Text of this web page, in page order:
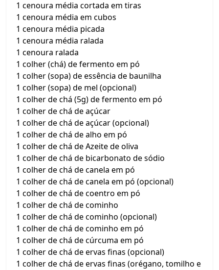
1 cenoura média cortada em tiras
1 cenoura média em cubos
1 cenoura média picada
1 cenoura média ralada
1 cenoura ralada
1 colher (chá) de fermento em pó
1 colher (sopa) de essência de baunilha
1 colher (sopa) de mel (opcional)
1 colher de chá (5g) de fermento em pó
1 colher de chá de açúcar
1 colher de chá de açúcar (opcional)
1 colher de chá de alho em pó
1 colher de chá de Azeite de oliva
1 colher de chá de bicarbonato de sódio
1 colher de chá de canela em pó
1 colher de chá de canela em pó (opcional)
1 colher de chá de coentro em pó
1 colher de chá de cominho
1 colher de chá de cominho (opcional)
1 colher de chá de cominho em pó
1 colher de chá de cúrcuma em pó
1 colher de chá de ervas finas (opcional)
1 colher de chá de ervas finas (orégano, tomilho e